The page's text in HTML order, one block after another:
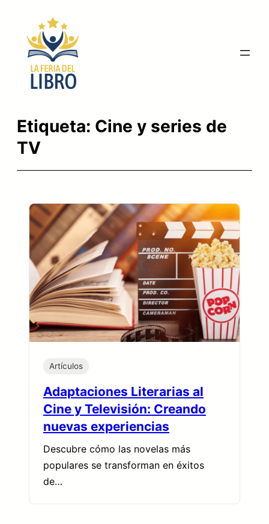
contenido
Etiqueta: Cine y series de
TV
Artículos
Adaptaciones Literarias al
Cine y Televisión: Creando
nuevas experiencias
Descubre cómo las novelas más
populares se transforman en éxitos
de…